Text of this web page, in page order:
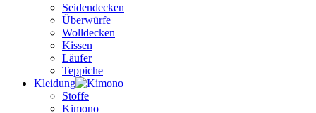
Seidendecken
Überwürfe
Wolldecken
Kissen
Läufer
Teppiche
Kleidung
Stoffe
Kimono